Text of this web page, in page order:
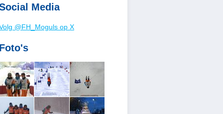
Media
@FH_Moguls op X